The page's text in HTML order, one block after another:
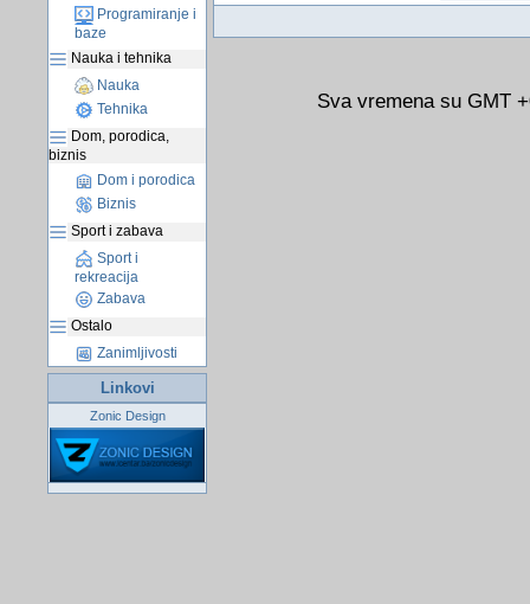
Programiranje i
baze
Nauka i tehnika
Nauka
Tehnika
Dom, porodica,
biznis
Dom i porodica
Biznis
Sport i zabava
Sport i
rekreacija
Zabava
Ostalo
Zanimljivosti
Linkovi
Zonic Design
Sva vremena su GMT